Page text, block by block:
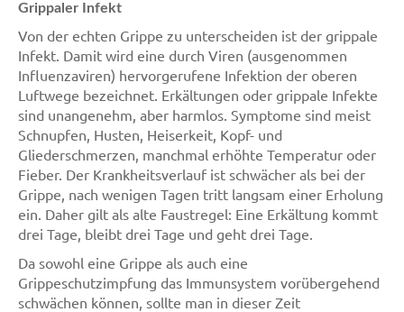
Grippaler Infekt
Von der echten Grippe zu unterscheiden ist der grippale
Infekt. Damit wird eine durch Viren (ausgenommen
Influenzaviren) hervorgerufene Infektion der oberen
Luftwege bezeichnet. Erkältungen oder grippale Infekte
sind unangenehm, aber harmlos. Symptome sind meist
Schnupfen, Husten, Heiserkeit, Kopf- und
Gliederschmerzen, manchmal erhöhte Temperatur oder
Fieber. Der Krankheitsverlauf ist schwächer als bei der
Grippe, nach wenigen Tagen tritt langsam einer Erholung
ein. Daher gilt als alte Faustregel: Eine Erkältung kommt
drei Tage, bleibt drei Tage und geht drei Tage.
Da sowohl eine Grippe als auch eine
Grippeschutzimpfung das Immunsystem vorübergehend
schwächen können, sollte man in dieser Zeit